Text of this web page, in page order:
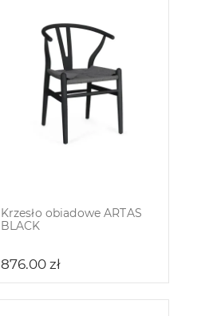
Krzesło obiadowe ARTAS
BLACK
876.00 zł